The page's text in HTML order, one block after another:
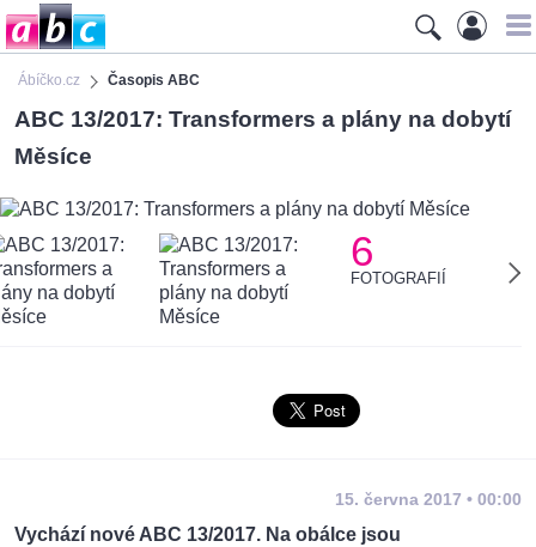
Ábíčko.cz Časopis ABC
ABC 13/2017: Transformers a plány na dobytí
Měsíce
6
FOTOGRAFIÍ
15. června 2017 • 00:00
Vychází nové ABC 13/2017. Na obálce jsou